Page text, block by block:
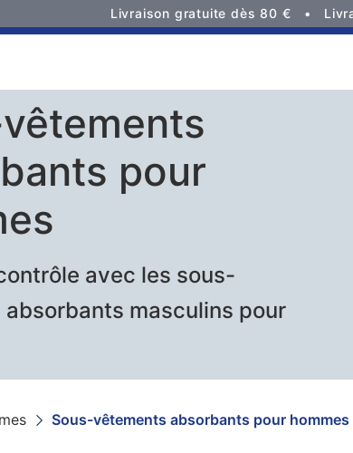
Livraison gratuite dès 80 €
pour
avec les sous-
masculins pour
Sous-vêtements absorbants pour hommes